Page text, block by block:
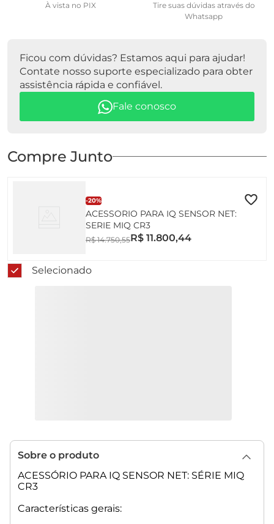
À vista no PIX
Tire suas dúvidas através do
Whatsapp
Ficou com dúvidas? Estamos aqui para ajudar!
Contate nosso suporte especializado para obter
assistência rápida e confiável.
Fale conosco
Compre Junto
-20%
ACESSORIO PARA IQ SENSOR NET:
SERIE MIQ CR3
R$ 14.750,55R$ 11.800,44
Selecionado
Sobre o produto
ACESSÓRIO PARA IQ SENSOR NET: SÉRIE MIQ
CR3
Características gerais: